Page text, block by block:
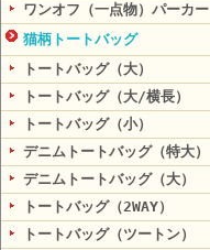
ワンオフ（一点物）パーカー
猫柄トートバッグ
トートバッグ（大）
トートバッグ（大/横長）
トートバッグ（小）
デニムトートバッグ（特大）
デニムトートバッグ（大）
トートバッグ（2WAY）
トートバッグ（ツートン）